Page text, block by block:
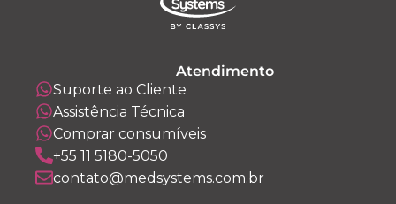
Atendimento
Suporte ao Cliente
Assistência Técnica
Comprar consumíveis
+55 11 5180-5050
contato@medsystems.com.br